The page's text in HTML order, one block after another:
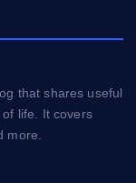
that shares useful
life. It covers
more.